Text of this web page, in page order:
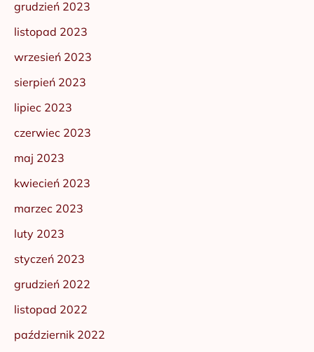
grudzień 2023
listopad 2023
wrzesień 2023
sierpień 2023
lipiec 2023
czerwiec 2023
maj 2023
kwiecień 2023
marzec 2023
luty 2023
styczeń 2023
grudzień 2022
listopad 2022
październik 2022